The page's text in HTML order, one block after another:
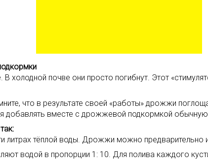
почве они просто погибнут. Этот
что в результате своей «работы» дрожжи
добавлять вместе с дрожжевой подкормкой
литрах тёплой воды. Дрожжи можно предварительно
водой в пропорции 1: 10. Для полива каждого